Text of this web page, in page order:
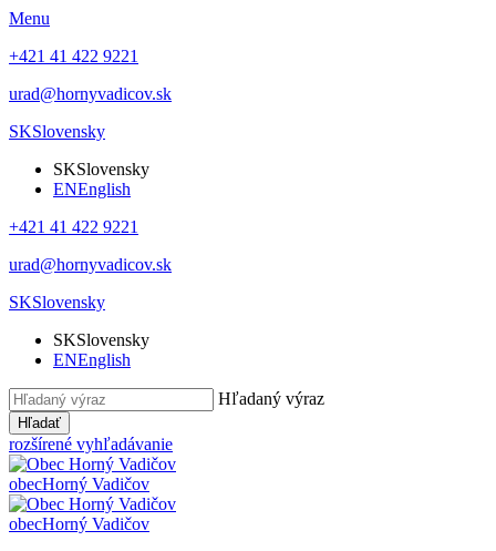
Menu
+421 41 422 9221
urad@hornyvadicov.sk
SKSlovensky
SKSlovensky
ENEnglish
+421 41 422 9221
urad@hornyvadicov.sk
SKSlovensky
SKSlovensky
ENEnglish
Hľadaný výraz
Hľadať
rozšírené vyhľadávanie
obecHorný Vadičov
obecHorný Vadičov